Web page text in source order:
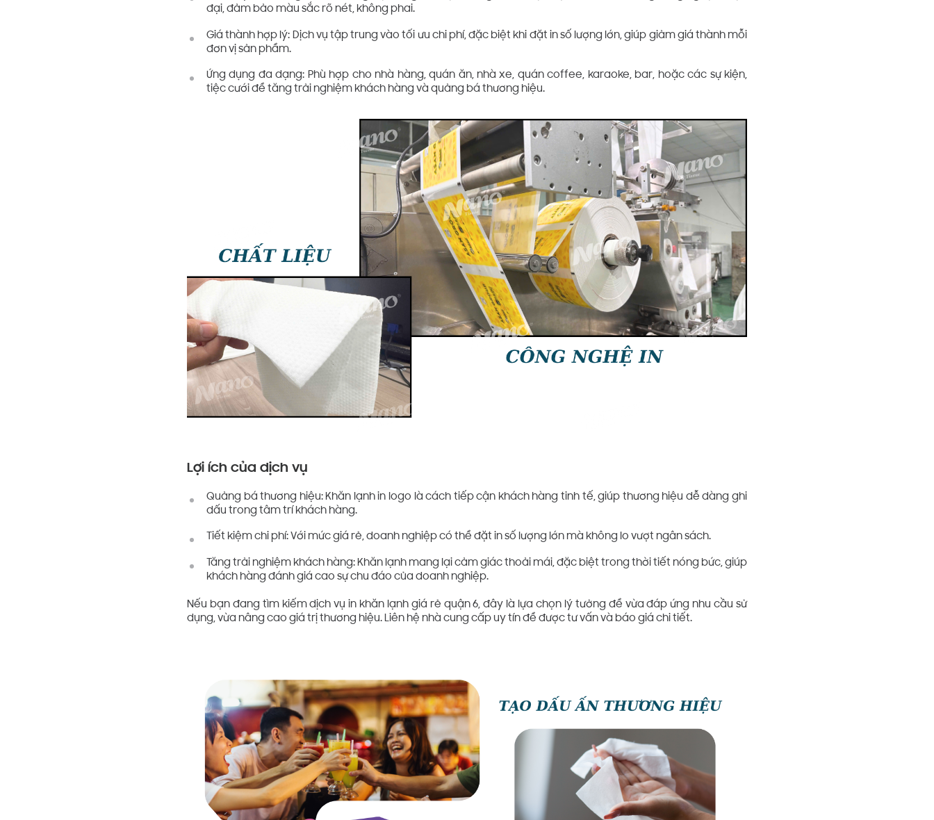
đại, đảm bảo màu sắc rõ nét, không phai.
Giá thành hợp lý: Dịch vụ tập trung vào tối ưu chi phí, đặc biệt khi đặt in số lượng lớn, giúp giảm giá thành mỗi
đơn vị sản phẩm.
Ứng dụng đa dạng: Phù hợp cho nhà hàng, quán ăn, nhà xe, quán coffee, karaoke, bar, hoặc các sự kiện,
tiệc cưới để tăng trải nghiệm khách hàng và quảng bá thương hiệu.
Lợi ích của dịch vụ
Quảng bá thương hiệu: Khăn lạnh in logo là cách tiếp cận khách hàng tinh tế, giúp thương hiệu dễ dàng ghi
dấu trong tâm trí khách hàng.
Tiết kiệm chi phí: Với mức giá rẻ, doanh nghiệp có thể đặt in số lượng lớn mà không lo vượt ngân sách.
Tăng trải nghiệm khách hàng: Khăn lạnh mang lại cảm giác thoải mái, đặc biệt trong thời tiết nóng bức, giúp
khách hàng đánh giá cao sự chu đáo của doanh nghiệp.
Nếu bạn đang tìm kiếm dịch vụ in khăn lạnh giá rẻ quận 6, đây là lựa chọn lý tưởng để vừa đáp ứng nhu cầu sử
dụng, vừa nâng cao giá trị thương hiệu. Liên hệ nhà cung cấp uy tín để được tư vấn và báo giá chi tiết.